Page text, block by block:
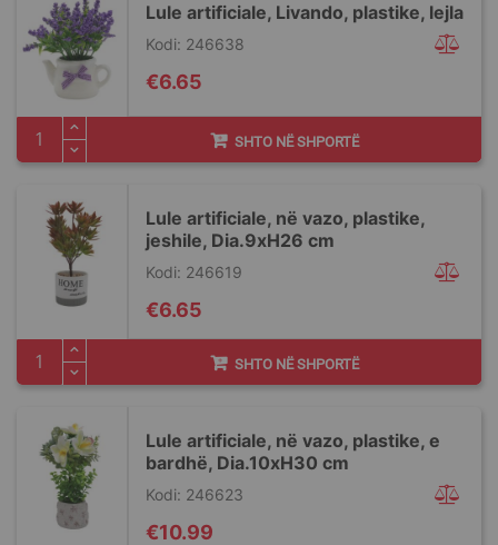
Lule artificiale, Livando, plastike, lejla
Kodi: 246638
€6.65
SHTO NË SHPORTË
Lule artificiale, në vazo, plastike,
jeshile, Dia.9xH26 cm
Kodi: 246619
€6.65
SHTO NË SHPORTË
Lule artificiale, në vazo, plastike, e
bardhë, Dia.10xH30 cm
Kodi: 246623
€10.99